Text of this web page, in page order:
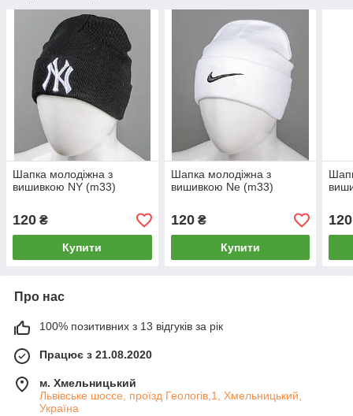
Шапка молодіжна з
вишивкою NY (m33)
120 ₴
Купити
Шапка молодіжна з
вишивкою Ne (m33)
120₴
Купити
120
Про нас
100% позитивних з 13 відгуків за рік
Працює з 21.08.2020
м. Хмельницький
Львівське шоссе, проїзд Геологів,1, Хмельницький,
Україна